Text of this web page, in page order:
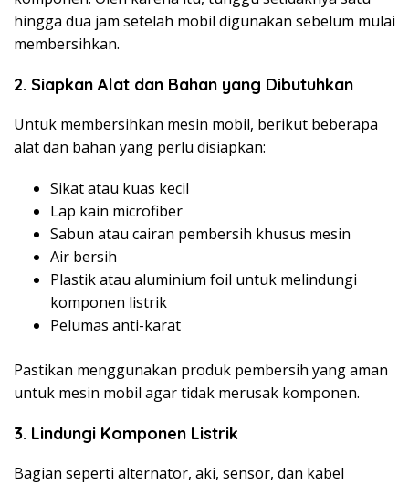
hingga dua jam setelah mobil digunakan sebelum mulai
membersihkan.
2. Siapkan Alat dan Bahan yang Dibutuhkan
Untuk membersihkan mesin mobil, berikut beberapa
alat dan bahan yang perlu disiapkan:
Sikat atau kuas kecil
Lap kain microfiber
Sabun atau cairan pembersih khusus mesin
Air bersih
Plastik atau aluminium foil untuk melindungi
komponen listrik
Pelumas anti-karat
Pastikan menggunakan produk pembersih yang aman
untuk mesin mobil agar tidak merusak komponen.
3. Lindungi Komponen Listrik
Bagian seperti alternator, aki, sensor, dan kabel